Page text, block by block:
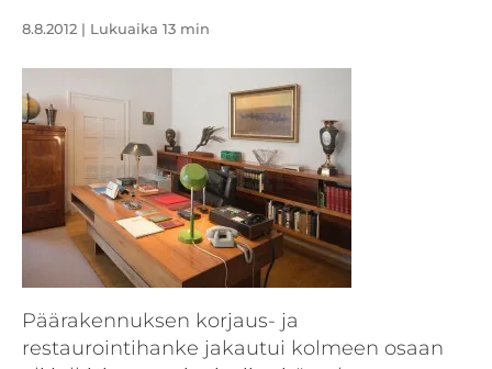
8.8.2012 | Lukuaika 13 min
Päärakennuksen korjaus- ja
restaurointihanke jakautui kolmeen osaan